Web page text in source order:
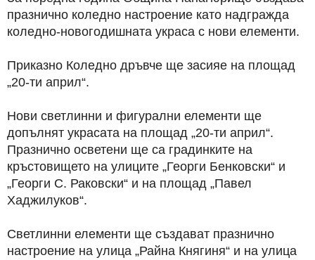
празнично коледно настроение като надгражда
коледно-новогодишната украса с нови елементи.
Приказно Коледно дръвче ще засияе на площад
„20-ти април“.
Нови светлинни и фигурални елементи ще
допълнят украсата на площад „20-ти април“.
Празнично осветени ще са градинките на
кръстовището на улиците „Георги Бенковски“ и
„Георги С. Раковски“ и на площад „Павел
Хаджилуков“.
Светлинни елементи ще създават празнично
настроение на улица „Райна Княгиня“ и на улица